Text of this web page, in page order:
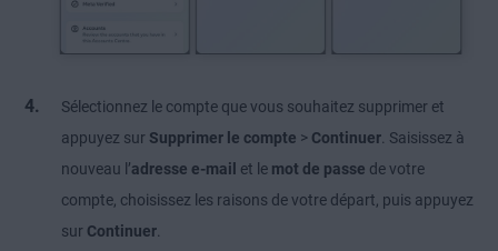
Sélectionnez le compte que vous souhaitez supprimer et
appuyez sur Supprimer le compte > Continuer . Saisissez à
nouveau l’adresse e-mail et le mot de passe de votre
compte, choisissez les raisons de votre départ, puis appuyez
sur Continuer